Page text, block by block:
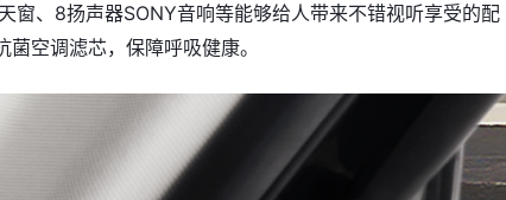
窗、8扬声器SONY音响等能够给人带来不错视听享受的配
空调滤芯，保障呼吸健康。